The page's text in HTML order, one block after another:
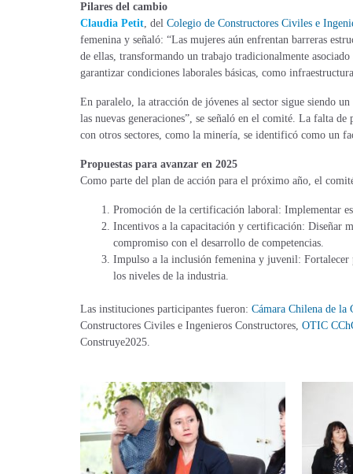
Pilares del cambio
Claudia Petit, del Colegio de Constructores Civiles e
femenina y señaló: “Las mujeres aún enfrentan barreras
de ellas, transformando un trabajo tradicionalmente
garantizar condiciones laborales básicas, como
En paralelo, la atracción de jóvenes al sector sigue siendo
las nuevas generaciones”, se señaló en el comité. La falta
con otros sectores, como la minería, se identificó como un
Propuestas para avanzar en 2025
Como parte del plan de acción para el próximo año, el
Promoción de la certificación laboral: Implementar
Incentivos a la capacitación y certificación: Diseñar
compromiso con el desarrollo de competencias.
Impulso a la inclusión femenina y juvenil: Fortalecer
los niveles de la industria.
Las instituciones participantes fueron: Cámara Chilena de la
Constructores Civiles e Ingenieros Constructores, OTIC
Construye2025.